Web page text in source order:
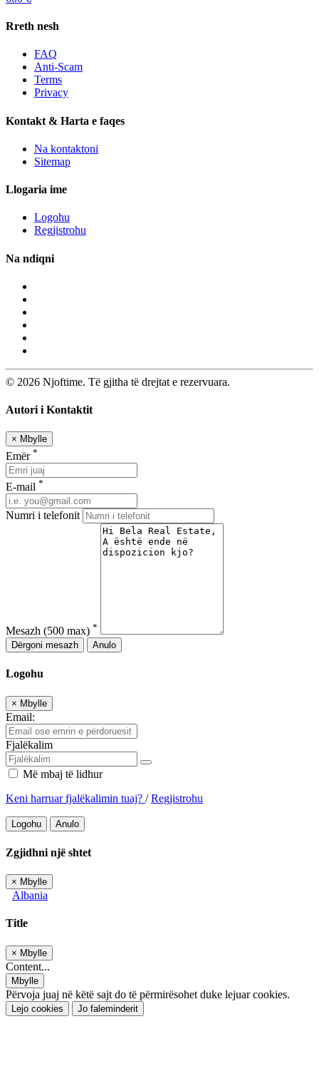
Rreth nesh
FAQ
Anti-Scam
Terms
Privacy
Kontakt & Harta e faqes
Na kontaktoni
Sitemap
Llogaria ime
Logohu
Regjistrohu
Na ndiqni
© 2026 Njoftime. Të gjitha të drejtat e rezervuara.
Autori i Kontaktit
× Mbylle
Emër *
E-mail *
Numri i telefonit
Mesazh (500 max) *
Dërgoni mesazh
Anulo
Logohu
× Mbylle
Email:
Fjalëkalim
Më mbaj të lidhur
Keni harruar fjalëkalimin tuaj? /Regjistrohu
Logohu Anulo
Zgjidhni një shtet
× Mbylle
Albania
Title
× Mbylle
Content...
Mbylle
Përvoja juaj në këtë sajt do të përmirësohet duke lejuar cookies.
Lejo cookies Jo faleminderit